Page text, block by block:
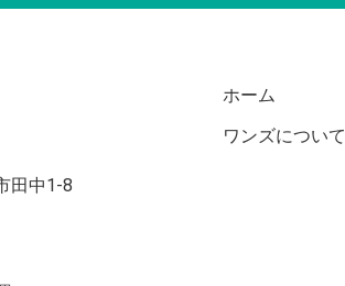
田中1-8
ホーム
ワンズについて